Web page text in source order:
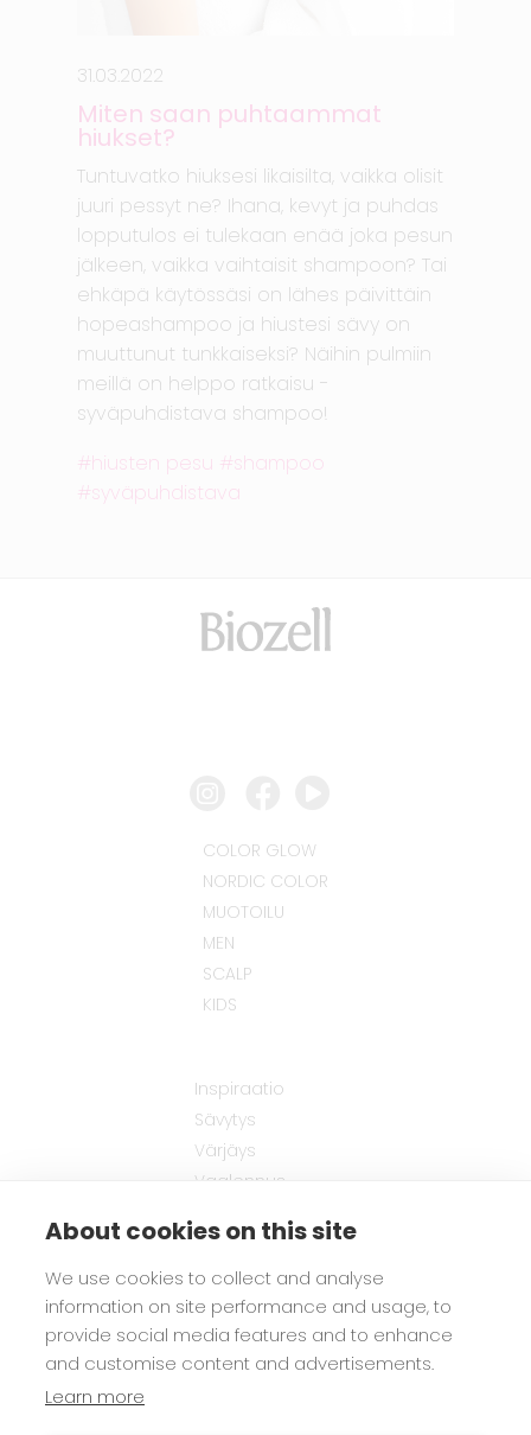
About cookies on this site
We use cookies to collect and analyse
information on site performance and usage, to
provide social media features and to enhance
and customise content and advertisements.
Learn more
31.03.2022
Miten saan puhtaammat
hiukset?
Tuntuvatko hiuksesi likaisilta, vaikka olisit
juuri pessyt ne? Ihana, kevyt ja puhdas
lopputulos ei tulekaan enää joka pesun
jälkeen, vaikka vaihtaisit shampoon? Tai
ehkäpä käytössäsi on lähes päivittäin
hopeashampoo ja hiustesi sävy on
muuttunut tunkkaiseksi? Näihin pulmiin
meillä on helppo ratkaisu -
syväpuhdistava shampoo!
hiusten pesu
shampoo
syväpuhdistava
COLOR GLOW
NORDIC COLOR
MUOTOILU
MEN
SCALP
KIDS
Inspiraatio
Sävytys
Värjäys
Vaalennus
Hiusten hoito
Miesten tuotteet
Lasten tuotteet